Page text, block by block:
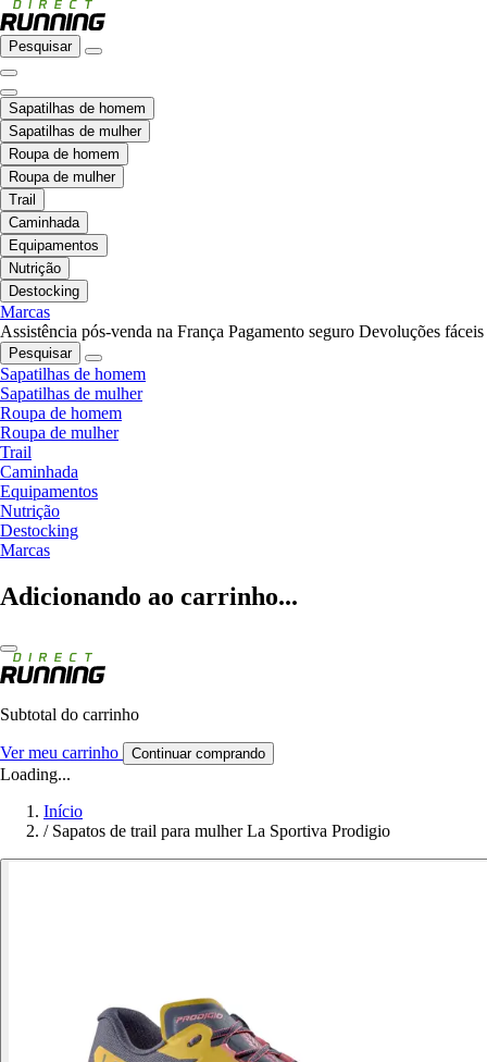
Pesquisar
Sapatilhas de homem
Sapatilhas de mulher
Roupa de homem
Roupa de mulher
Trail
Caminhada
Equipamentos
Nutrição
Destocking
Marcas
Assistência pós-venda na França Pagamento seguro Devoluções fáceis
Pesquisar
Sapatilhas de homem
Sapatilhas de mulher
Roupa de homem
Roupa de mulher
Trail
Caminhada
Equipamentos
Nutrição
Destocking
Marcas
Adicionando ao carrinho...
Subtotal do carrinho
Ver meu carrinho Continuar comprando
Loading...
Início
/ Sapatos de trail para mulher La Sportiva Prodigio